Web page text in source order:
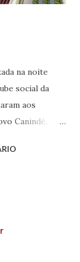
na noite
social da
aos
Canindé.
garagem
Fred Mourão
Oliveira